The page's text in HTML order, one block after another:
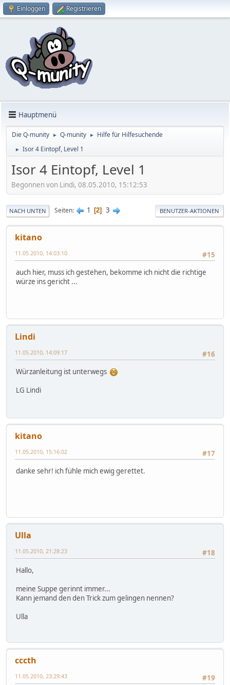
Einloggen Registrieren
Hauptmenü
Die Q-munity ► Q-munity ► Hilfe für Hilfesuchende
► Isor 4 Eintopf, Level 1
Isor 4 Eintopf, Level 1
Begonnen von Lindi, 08.05.2010, 15:12:53
NACH UNTEN Seiten 1 2 3 BENUTZER-AKTIONEN
kitano
#15
11.05.2010, 14:03:10
auch hier, muss ich gestehen, bekomme ich nicht die richtige
würze ins gericht ...
Lindi
#16
11.05.2010, 14:09:17
Würzanleitung ist unterwegs
LG Lindi
kitano
#17
11.05.2010, 15:16:02
danke sehr! ich fühle mich ewig gerettet.
Ulla
#18
11.05.2010, 21:28:23
Hallo,
meine Suppe gerinnt immer...
Kann jemand den den Trick zum gelingen nennen?
Ulla
cccth
#19
11.05.2010, 23:29:43